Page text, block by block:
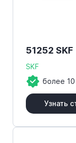
51252 SKF
SKF
более
Узнать